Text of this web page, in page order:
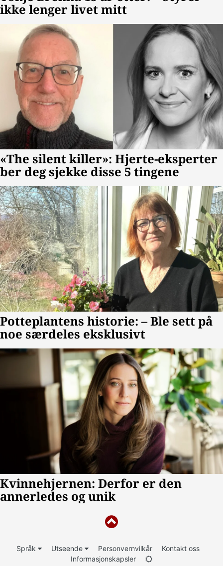
Språk Utseende Personvernvilkår
Kontakt oss
Informasjonskapsler